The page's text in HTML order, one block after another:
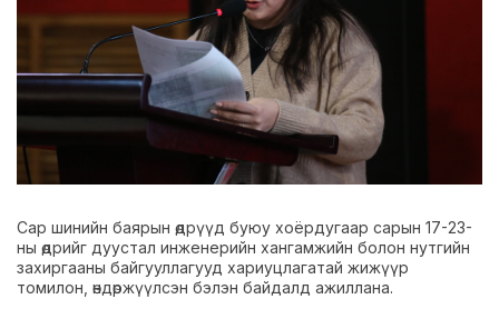
Сар шинийн баярын өдрүүд буюу хоёрдугаар сарын 17-23-
ны өдрийг дуустал инженерийн хангамжийн болон нутгийн
захиргааны байгууллагууд хариуцлагатай жижүүр
томилон, өндөржүүлсэн бэлэн байдалд ажиллана.